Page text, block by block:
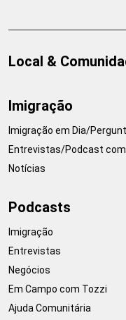
Local &
Imigração
Imigração em Dia/
Entrevistas/Podcast
Notícias
Podcasts
Imigração
Entrevistas
Negócios
Em Campo com Tozzi
Ajuda Comunitária